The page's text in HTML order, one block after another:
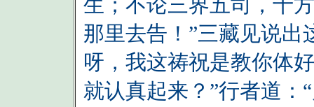
生；不论三界五司，十
那里去告！”三藏见说出
呀，我这祷祝是教你体
就认真起来？”行者道：